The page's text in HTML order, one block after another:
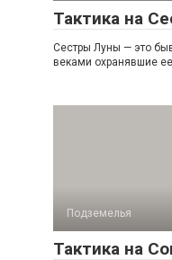
Тактика на
Сестры Луны — это
веками охранявшие
Подземелья
Тактика на